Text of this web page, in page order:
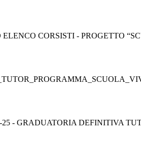
CORSISTI - PROGETTO
- GRADUATORIA DEFINITIVA